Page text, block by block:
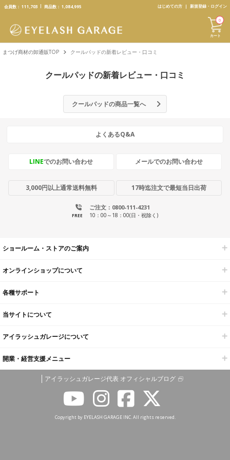
text.skipToContent
text.skipToNavigation
会員数： 111,703 商品数： 1,084,995 はじめての方 新規登録・ログイン
カート
0
まつげ商材の卸通販TOP クールパッドの新着レビュー・口コミ
クールパッドの新着レビュー・口コミ
クールパッドの商品一覧へ
よくあるQ&A
LINEでのお問い合わせ メールでのお問い合わせ
3,000円以上通常送料無料 17時迄注文で最短当日出荷
ご注文：0800-111-4231
FREE 10：00～18：00(日・祝除く)
ショールーム・ストアのご案内
オンラインショップについて
各種サポート
当サイトについて
アイラッシュガレージについて
開業・経営支援メニュー
アイラッシュガレージ代表 オフィシャルブログ
Copyright by EYELASH GARAGE INC. All rights reserved.